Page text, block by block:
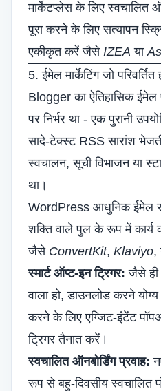
मार्केटप्लेस के लिए स्वचालित
पूरा करने के लिए सत्यापन
एकीकृत करें जैसे IZEA या
5. ईमेल मार्केटिंग जो परिवर्तित
Blogger का ऐतिहासिक
पर निर्भर था - एक पुरानी
सादे-टेक्स्ट RSS सारांश
स्वचालन, सूची विभाजन या
था।
WordPress आधुनिक ईमेल
शक्ति वाले पुल के रूप में कार्य
जैसे ConvertKit, Klaviyo,
स्मार्ट ऑप्ट-इन ट्रिगर: जैसे
वाला हो, डाउनलोड करने
करने के लिए एग्जिट-इंटेंट
ट्रिगर तैनात करें।
स्वचालित ऑनबोर्डिंग प्रवाह:
रूप से बहु-दिवसीय